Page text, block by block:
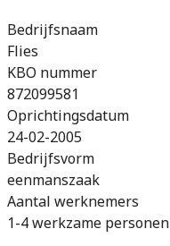
Bedrijfsnaam
Flies
KBO nummer
872099581
Oprichtingsdatum
24-02-2005
Bedrijfsvorm
eenmanszaak
Aantal werknemers
1-4 werkzame personen